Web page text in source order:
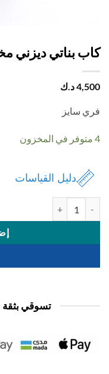
بناتي ديزني مخمل
د.ك
سايز
دليل القياسات
تسوقي بثقة —